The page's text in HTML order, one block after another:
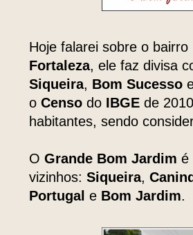
Hoje falarei sobre o bairro
Fortaleza, ele faz divisa
Siqueira, Bom Sucesso
o Censo do IBGE de
habitantes, sendo
O Grande Bom Jardim é
vizinhos: Siqueira,
Portugal e Bom Jardim.